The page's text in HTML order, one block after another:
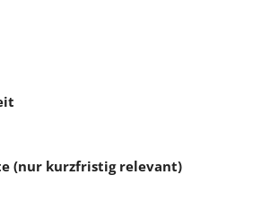
(nur kurzfristig relevant)